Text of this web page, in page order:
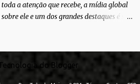
a atenção que recebe, a mídia global
ele e um dos grandes destaques é seu
como namorada do atleta. No
que a relação existe. Quem é
modelo de descendência argelina
do Blogger